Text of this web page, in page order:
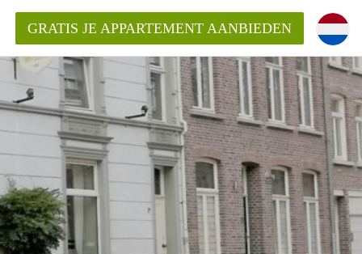
in Roermond?
GRATIS JE APPARTEMENT AANBIEDEN